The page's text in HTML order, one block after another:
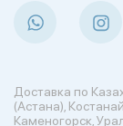
Доставка по
(Астана),
Каменогорск,